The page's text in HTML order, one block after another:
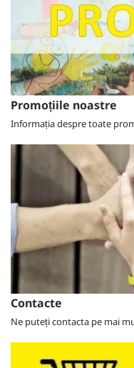
Promoțiile noastre
Informația despre toate
Contacte
Ne puteți contacta pe mai